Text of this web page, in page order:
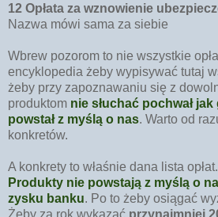
12 Opłata za wznowienie
Nazwa mówi sama za siebie
Wbrew pozorom to nie wszystkie
encyklopedia żeby wypisywać tutaj
żeby przy zapoznawaniu się z
produktom nie słuchać pochwał
powstał z myślą o nas. Warto od
konkretów.
A konkrety to właśnie dana lista
Produkty nie powstają z myślą o
zysku banku. Po to żeby osiągać
Żeby za rok wykazać przynajmniej